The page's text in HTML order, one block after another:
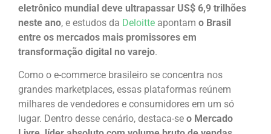
eletrônico mundial deve ultrapassar US$ 6,9 trilhões
neste ano, e estudos da Deloitte apontam o Brasil
entre os mercados mais promissores em
transformação digital no varejo.
Como o e-commerce brasileiro se concentra nos
grandes marketplaces, essas plataformas reúnem
milhares de vendedores e consumidores em um só
lugar. Dentro desse cenário, destaca-se o Mercado